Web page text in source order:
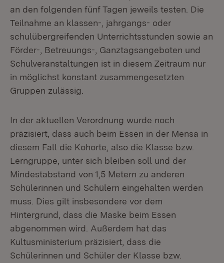
an den folgenden fünf Tagen jeweils testen. Die
Teilnahme an klassen-, jahrgangs- oder
schulübergreifenden Unterrichtsstunden sowie an
Förder-, Betreuungs-, Ganztagsangeboten und
Schulveranstaltungen ist in diesem Zeitraum nur
in möglichst konstant zusammengesetzten
Gruppen zulässig.
In der aktuellen Verordnung wurde noch
präzisiert, dass auch beim Essen in der Mensa in
diesem Fall die Kohorte, also die Klasse bzw.
Lerngruppe, unter sich bleiben soll und der
Mindestabstand von 1,5 Metern zu anderen
Schülerinnen und Schülern eingehalten werden
muss. Dies gilt insbesondere vor dem
Hintergrund, dass die Maske beim Essen
abgenommen wird. Außerdem hat das
Kultusministerium präzisiert, dass die
Schülerinnen und Schüler der Klasse bzw.